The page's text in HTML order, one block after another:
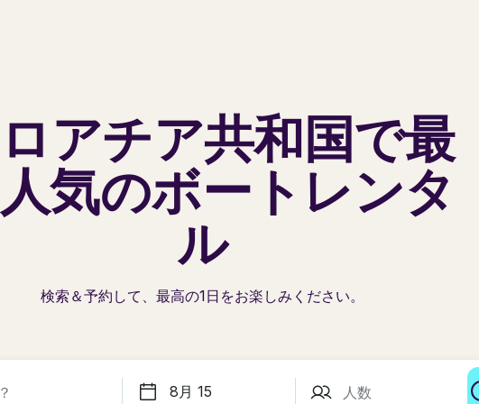
アチア共和国で最
気のボートレンタ
ル
検索＆予約して、最高の1日をお楽しみください。